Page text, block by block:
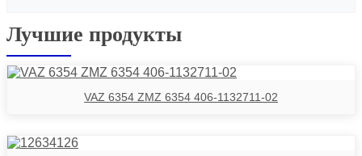
Лучшие продукты
VAZ 6354 ZMZ 6354 406-1132711-02